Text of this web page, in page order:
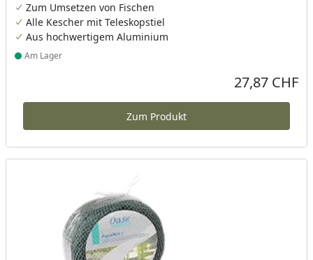
Zum Umsetzen von Fischen
Alle Kescher mit Teleskopstiel
Aus hochwertigem Aluminium
Produkt am Lager
Am Lager
Aktueller Preis
27,87 CHF
Zum Produkt